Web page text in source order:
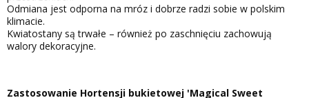
Odmiana jest odporna na mróz i dobrze radzi sobie w polskim
klimacie.
Kwiatostany są trwałe – również po zaschnięciu zachowują
walory dekoracyjne.
Zastosowanie Hortensji bukietowej 'Magical Sweet